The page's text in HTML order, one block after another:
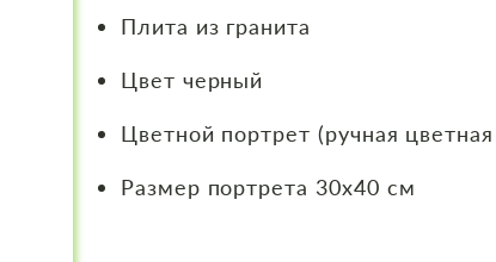
Плита из гранита
Цвет черный
Цветной портрет (ручная
Размер портрета 30х40 см